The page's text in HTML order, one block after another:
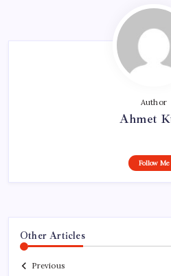
Author
Ahmet
Follow Me
Other Articles
Previous